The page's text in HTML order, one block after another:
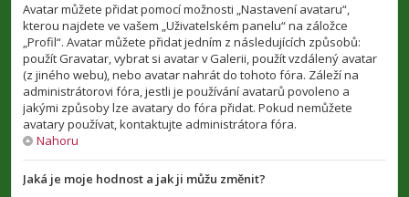
Avatar můžete přidat pomocí možnosti „Nastavení avataru“,
kterou najdete ve vašem „Uživatelském panelu“ na záložce
„Profil“. Avatar můžete přidat jedním z následujících způsobů:
použít Gravatar, vybrat si avatar v Galerii, použít vzdálený avatar
(z jiného webu), nebo avatar nahrát do tohoto fóra. Záleží na
administrátorovi fóra, jestli je používání avatarů povoleno a
jakými způsoby lze avatary do fóra přidat. Pokud nemůžete
avatary používat, kontaktujte administrátora fóra.
Nahoru
Jaká je moje hodnost a jak ji můžu změnit?